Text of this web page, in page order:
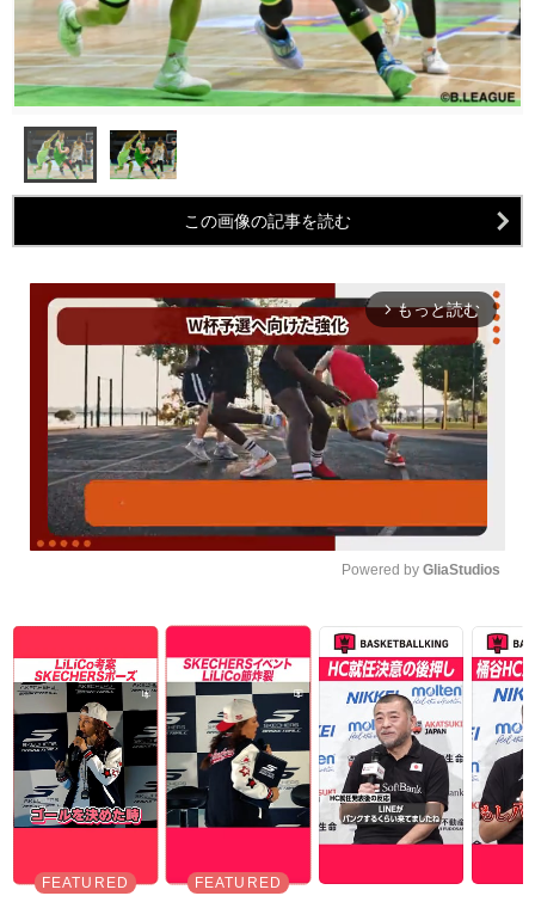
この画像の記事を読む
arrow_forward_ios もっと読む
Powered by GliaStudios